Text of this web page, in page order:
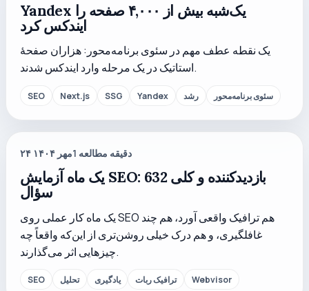
Yandex یک‌شبه بیش از ۴,۰۰۰ صفحه را
ایندکس کرد
یک نقطه عطف مهم در سئوی برنامه‌محور: هزاران صفحهٔ
استاتیک در یک مرحله وارد ایندکس شدند.
SEO Next.js SSG Yandex رشد سئوی برنامه‌محور
۲۴ مهر ۱۴۰۴1 دقیقه مطالعه
یک ماه آزمایش SEO: 632 بازدیدکننده و کلی
سؤال
یک ماه کار عملی روی SEO هم ترافیک واقعی آورد، هم چند
غافلگیری، و هم درک خیلی روشن‌تری از این‌که واقعاً چه
چیزهایی اثر می‌گذارند.
SEO تحلیل یادگیری ترافیک ربات Webvisor